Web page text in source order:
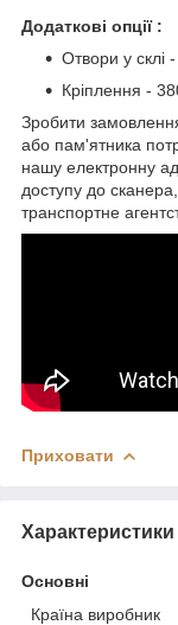
Додаткові опції :
Отвори у склі
Кріплення -
Зробити
або пам'ятника
нашу електронну
доступу до
транспортне
Приховати
Характеристики
Основні
Країна виробник